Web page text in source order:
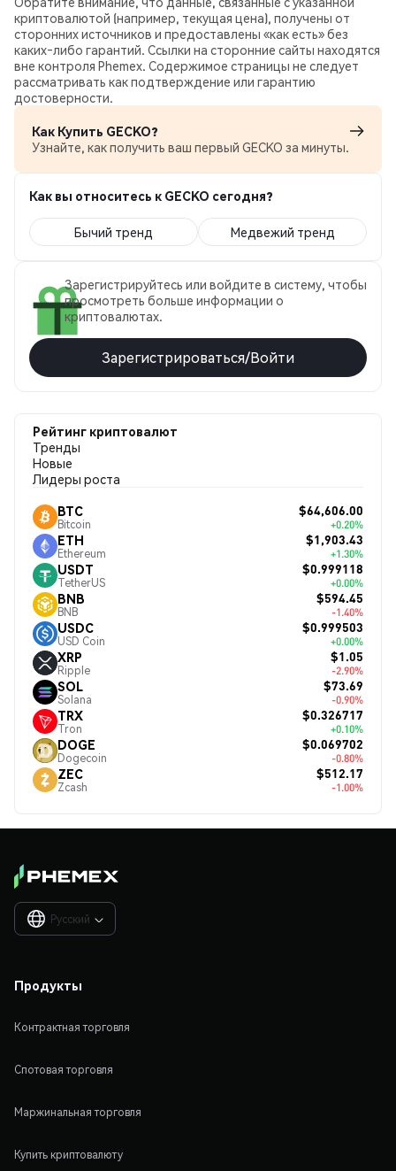
криптовалютой (например, текущая цена), получены от
сторонних источников и предоставлены «как есть» без
каких‑либо гарантий. Ссылки на сторонние сайты находятся
вне контроля Phemex. Содержимое страницы не следует
рассматривать как подтверждение или гарантию
достоверности.
Как Купить GECKO?
Узнайте, как получить ваш первый GECKO за минуты.
Как вы относитесь к GECKO сегодня?
Бычий тренд Медвежий тренд
Зарегистрируйтесь или войдите в систему, чтобы
просмотреть больше информации о
криптовалютах.
Зарегистрироваться/Войти
Рейтинг криптовалют
Тренды
Новые
Лидеры роста
BTC
Bitcoin
$64,606.00
+0.20%
ETH
Ethereum
$1,903.43
+1.30%
USDT
TetherUS
$0.999118
+0.00%
BNB
BNB
$594.45
-1.40%
USDC
USD Coin
$0.999503
+0.00%
XRP
Ripple
$1.05
-2.90%
SOL
Solana
$73.69
-0.90%
TRX
Tron
$0.326717
+0.10%
DOGE
Dogecoin
$0.069702
-0.80%
ZEC
Zcash
$512.17
-1.00%
Русский 
Продукты
Контрактная торговля
Спотовая торговля
Маржинальная торговля
Купить криптовалюту